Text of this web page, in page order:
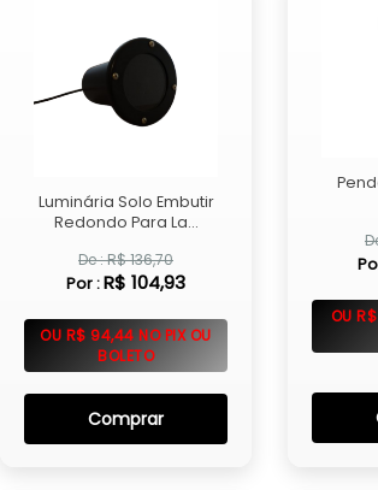
Luminária Solo Embutir
Redondo Para La...
De : R$ 136,70
Por :R$ 104,93
OU R$ 94,44 NO PIX OU
BOLETO
Comprar
OU